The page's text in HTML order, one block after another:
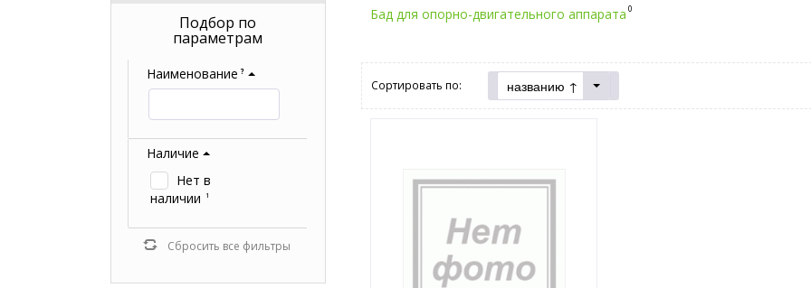
Подбор по
параметрам
Наименование ?
Наличие
Нет в
наличии
1
Сбросить все фильтры
Бад для опорно-двигательного аппарата 0
Сортировать по: названию ↑